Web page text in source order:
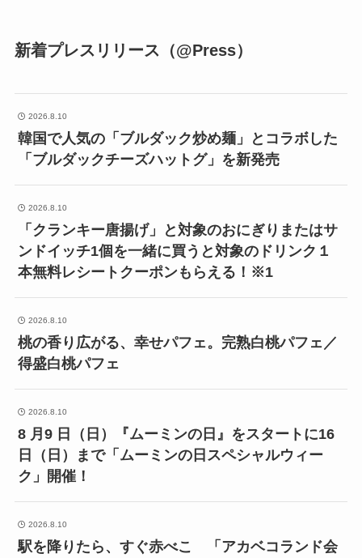
新着プレスリリース（@Press）
2026.8.10
韓国で人気の「ブルダック炒め麺」とコラボした
「ブルダックチーズハットグ」を新発売
2026.8.10
「クランキー唐揚げ」と対象のおにぎりまたはサ
ンドイッチ1個を一緒に買うと対象のドリンク１
本無料レシートクーポンもらえる！※1
2026.8.10
桃の香り広がる、幸せパフェ。完熟白桃パフェ／
得盛白桃パフェ
2026.8.10
8 月9 日（日）『ムーミンの日』をスタートに16
日（日）まで「ムーミンの日スペシャルウィー
ク」開催！
2026.8.10
駅を降りたら、すぐ赤べこ 「アカベコランド会